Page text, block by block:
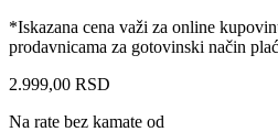
*Iskazana cena važi za online
prodavnicama za gotovinski način
2.999,00 RSD
Na rate bez kamate od